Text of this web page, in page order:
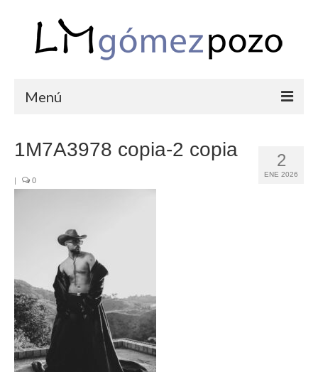
Menú
COMUNIONES
SEMANA SANTA
BLOG
SOBRE LM
CONTACTO
2
ENE 2026
1M7A3978 copia-2 copia
| 0